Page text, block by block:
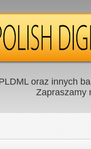
oraz innych
Zapraszamy